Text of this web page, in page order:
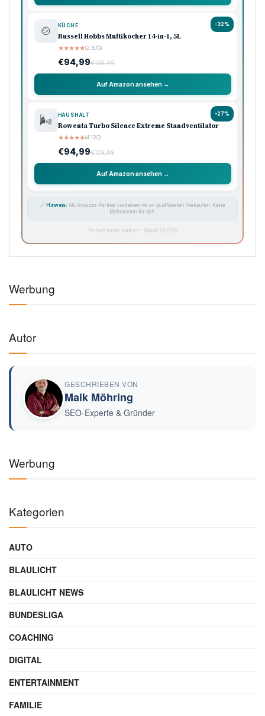
-32%
🍲 KÜCHE
Russell Hobbs Multikocher 14-in-1, 5L
★★★★★(2.870)
€94,99€139,99
Auf Amazon ansehen →
-27%
🌬️ HAUSHALT
Rowenta Turbo Silence Extreme Standventilator
★★★★★(4.120)
€94,99€129,99
Auf Amazon ansehen →
🔗 Hinweis: Als Amazon-Partner verdienen wir an qualifizierten Verkäufen. Keine
Mehrkosten für dich.
Preise können variieren · Stand: 8.8.2026
Werbung
Autor
GESCHRIEBEN VON
Maik Möhring
SEO-Experte & Gründer
Werbung
Kategorien
AUTO
BLAULICHT
BLAULICHT NEWS
BUNDESLIGA
COACHING
DIGITAL
ENTERTAINMENT
FAMILIE